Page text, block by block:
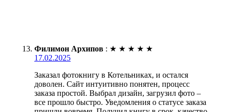
Филимон Архипов : ★ ★ ★ ★ ★
17.02.2025
Заказал фотокнигу в Котельниках, и остался
доволен. Сайт интуитивно понятен, процесс
заказа простой. Выбрал дизайн, загрузил фото –
все прошло быстро. Уведомления о статусе заказа